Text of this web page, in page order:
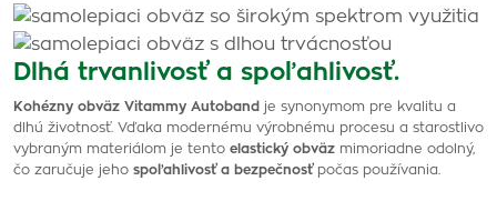
Dlhá trvanlivosť a spoľahlivosť.
Kohézny obväz Vitammy Autoband je synonymom pre kvalitu a
dlhú životnosť. Vďaka modernému výrobnému procesu a starostlivo
vybraným materiálom je tento elastický obväz mimoriadne odolný,
čo zaručuje jeho spoľahlivosť a bezpečnosťpočas používania.